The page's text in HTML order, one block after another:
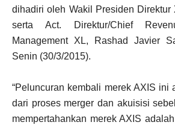
dihadiri oleh Wakil Presiden Direktur
serta Act. Direktur/Chief
Management XL, Rashad Javier
Senin (30/3/2015).
“Peluncuran kembali merek AXIS ini
dari proses merger dan akuisisi
mempertahankan merek AXIS